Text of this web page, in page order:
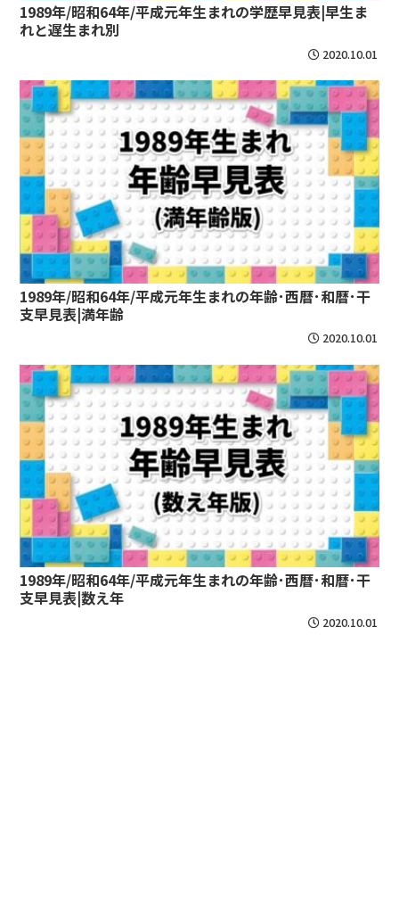
1989年/昭和64年/平成元年生まれの学歴早見表|早生ま
れと遅生まれ別
2020.10.01
1989年/昭和64年/平成元年生まれの年齢･西暦･和暦･干
支早見表|満年齢
2020.10.01
1989年/昭和64年/平成元年生まれの年齢･西暦･和暦･干
支早見表|数え年
2020.10.01